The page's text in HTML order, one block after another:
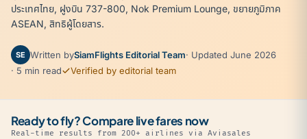
ประเทศไทย, ฝูงบิน 737-800, Nok Premium Lounge, ขยายภูมิภาค
ASEAN, สิทธิผู้โดยสาร.
SE Written bySiamFlights Editorial Team· Updated June 2026
· 5 min read
Verified by editorial team
Ready to fly? Compare live fares now
Real-time results from 200+ airlines via Aviasales